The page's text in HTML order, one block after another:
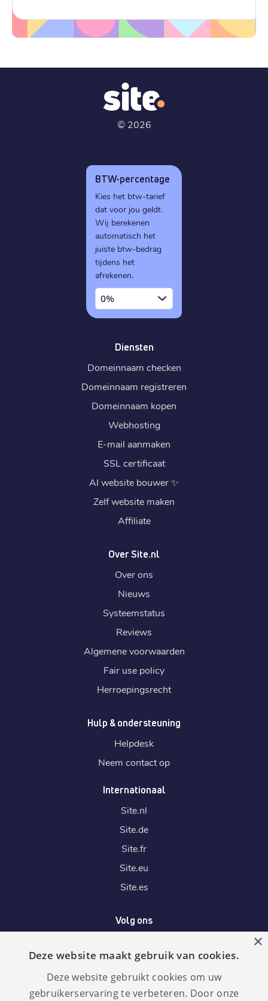
© 2026
BTW-percentage
Kies het btw-tarief
dat voor jou geldt.
Wij berekenen
automatisch het
juiste btw-bedrag
tijdens het
afrekenen.
0%
Diensten
Domeinnaam checken
Domeinnaam registreren
Domeinnaam kopen
Webhosting
E-mail aanmaken
SSL certificaat
AI website bouwer✨
Zelf website maken
Affiliate
Over Site.nl
Over ons
Nieuws
Systeemstatus
Reviews
Algemene voorwaarden
Fair use policy
Herroepingsrecht
Hulp & ondersteuning
Helpdesk
Neem contact op
Internationaal
Site.nl
Site.de
Site.fr
Site.eu
Site.es
Volg ons
Wij accepteren
×
Deze website maakt gebruik van cookies.
Deze website gebruikt cookies om uw
gebruikerservaring te verbeteren. Door onze